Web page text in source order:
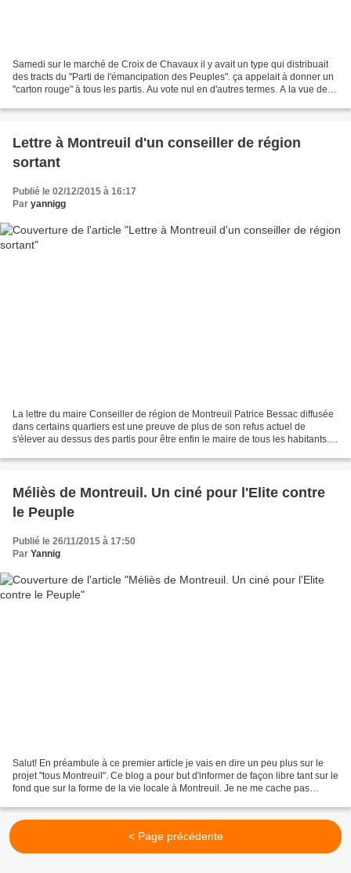
Samedi sur le marché de Croix de Chavaux il y avait un type qui distribuait
des tracts du "Parti de l'émancipation des Peuples". ça appelait à donner un
"carton rouge" à tous les partis. Au vote nul en d'autres termes. A la vue des
Lettre à Montreuil d'un conseiller de région
sortant
Publié le 02/12/2015 à 16:17
Par yannigg
La lettre du maire Conseiller de région de Montreuil Patrice Bessac diffusée
dans certains quartiers est une preuve de plus de son refus actuel de
s'élever au dessus des partis pour être enfin le maire de tous les habitants.
Méliès de Montreuil. Un ciné pour l'Elite contre
le Peuple
Publié le 26/11/2015 à 17:50
Par Yannig
Salut! En préambule à ce premier article je vais en dire un peu plus sur le
projet "tous Montreuil". Ce blog a pour but d'informer de façon libre tant sur le
fond que sur la forme de la vie locale à Montreuil. Je ne me cache pas
< Page précédente